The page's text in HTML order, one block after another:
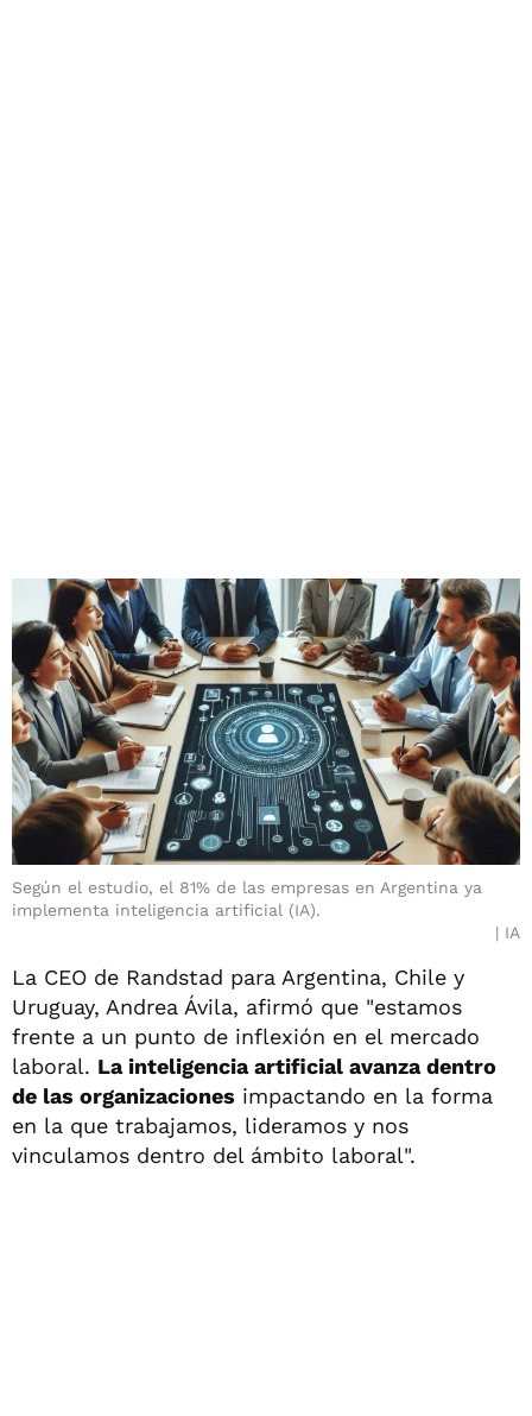
Según el estudio, el 81% de las empresas en Argentina ya
implementa inteligencia artificial (IA).
IA
La CEO de Randstad para Argentina, Chile y
Uruguay, Andrea Ávila, afirmó que "estamos
frente a un punto de inflexión en el mercado
laboral. La inteligencia artificial avanza dentro
de las organizaciones impactando en la forma
en la que trabajamos, lideramos y nos
vinculamos dentro del ámbito laboral".